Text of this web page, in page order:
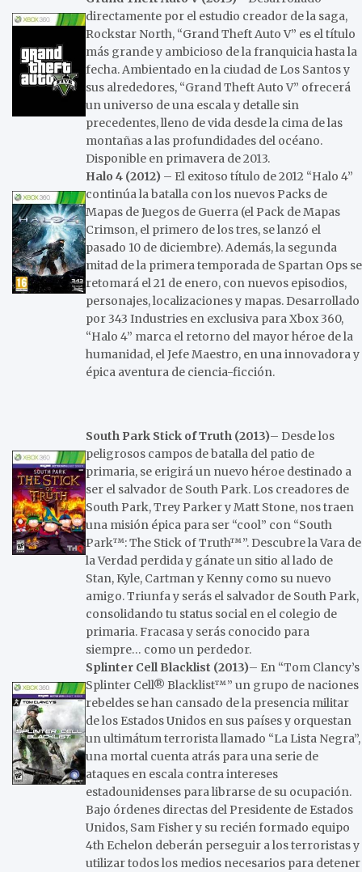
directamente por el estudio creador de la saga,
Rockstar North, “Grand Theft Auto V” es el título
más grande y ambicioso de la franquicia hasta la
fecha. Ambientado en la ciudad de Los Santos y
sus alrededores, “Grand Theft Auto V” ofrecerá
un universo de una escala y detalle sin
precedentes, lleno de vida desde la cima de las
montañas a las profundidades del océano.
Disponible en primavera de 2013.
Halo 4 (2012) – El exitoso título de 2012 “Halo 4”
continúa la batalla con los nuevos Packs de
Mapas de Juegos de Guerra (el Pack de Mapas
Crimson, el primero de los tres, se lanzó el
pasado 10 de diciembre). Además, la segunda
mitad de la primera temporada de Spartan Ops se
retomará el 21 de enero, con nuevos episodios,
personajes, localizaciones y mapas. Desarrollado
por 343 Industries en exclusiva para Xbox 360,
“Halo 4” marca el retorno del mayor héroe de la
humanidad, el Jefe Maestro, en una innovadora y
épica aventura de ciencia-ficción.
South Park Stick of Truth (2013)– Desde los
peligrosos campos de batalla del patio de
primaria, se erigirá un nuevo héroe destinado a
ser el salvador de South Park. Los creadores de
South Park, Trey Parker y Matt Stone, nos traen
una misión épica para ser “cool” con “South
Park™: The Stick of Truth™”. Descubre la Vara de
la Verdad perdida y gánate un sitio al lado de
Stan, Kyle, Cartman y Kenny como su nuevo
amigo. Triunfa y serás el salvador de South Park,
consolidando tu status social en el colegio de
primaria. Fracasa y serás conocido para
siempre… como un perdedor.
Splinter Cell Blacklist (2013)– En “Tom Clancy’s
Splinter Cell® Blacklist™” un grupo de naciones
rebeldes se han cansado de la presencia militar
de los Estados Unidos en sus países y orquestan
un ultimátum terrorista llamado “La Lista Negra”,
una mortal cuenta atrás para una serie de
ataques en escala contra intereses
estadounidenses para librarse de su ocupación.
Bajo órdenes directas del Presidente de Estados
Unidos, Sam Fisher y su recién formado equipo
4th Echelon deberán perseguir a los terroristas y
utilizar todos los medios necesarios para detener